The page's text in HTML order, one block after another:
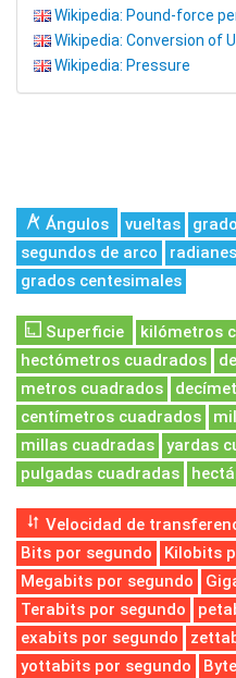
Wikipedia: Pound-force
Wikipedia: Conversion of
Wikipedia: Pressure
Ángulos vueltas
segundos de arco
radianes
grados centesimales
Superficie
kilómetros
hectómetros cuadrados
metros cuadrados
centímetros cuadrados
millas cuadradas
yardas
pulgadas cuadradas
Velocidad de
Bits por segundo
Kilobits
Megabits por segundo
Terabits por segundo
exabits por segundo
yottabits por segundo